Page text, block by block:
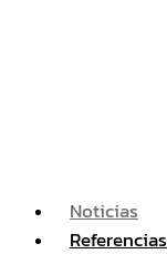
Noticias
Referencias